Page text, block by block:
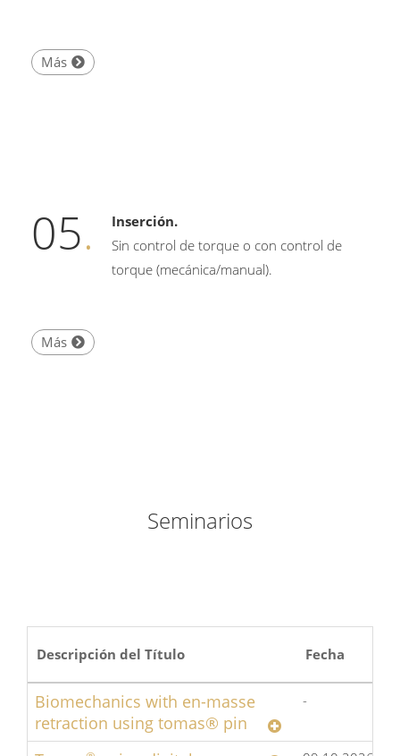
Más
05.
Inserción.
Sin control de torque o con control de
torque (mecánica/manual).
Más
Seminarios
Descripción del Título Fecha
Biomechanics with en-masse
retraction using tomas® pin
-